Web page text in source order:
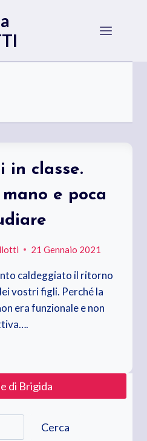
in classe.
e poca
21 Gennaio 2021
caldeggiato il ritorno
vostri figli. Perché la
era funzionale e non
di Brigida
Cerca